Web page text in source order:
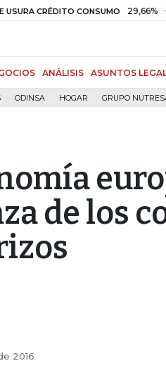
CONSUMO 29,66% +0,87%
ANÁLISIS ASUNTOS
ODINSA HOGAR GRUPO
de los
2016